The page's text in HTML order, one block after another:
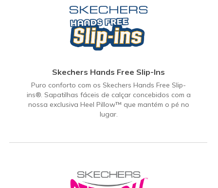
Skechers Hands Free Slip-Ins
Puro conforto com os Skechers Hands Free Slip-
ins®. Sapatilhas fáceis de calçar concebidos com a
nossa exclusiva Heel Pillow™ que mantém o pé no
lugar.